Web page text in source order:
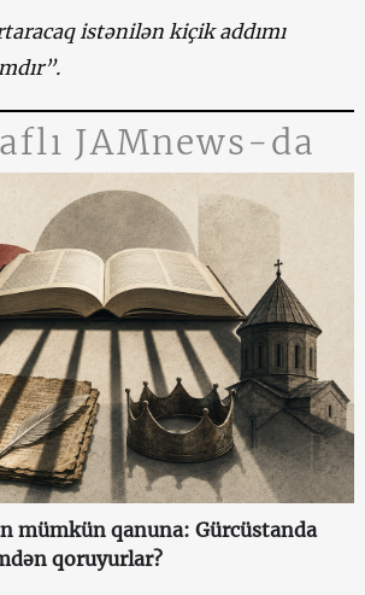
istənilən kiçik addımı
JAMnews-da
mümkün qanuna: Gürcüstanda
qoruyurlar?